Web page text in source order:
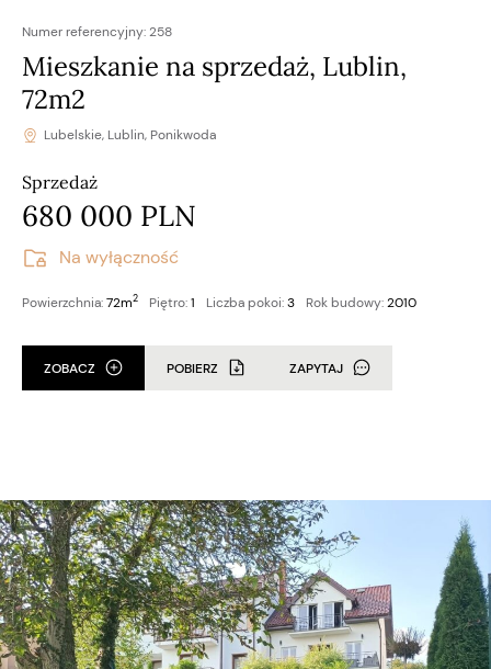
Na wyłączność
Numer referencyjny:258
Mieszkanie na sprzedaż, Lublin,
72m2
Lubelskie, Lublin, Ponikwoda
Sprzedaż
680 000 PLN
Powierzchnia:72m2 Piętro:1 Liczba pokoi:3 Rok budowy:2010
ZOBACZ POBIERZ ZAPYTAJ